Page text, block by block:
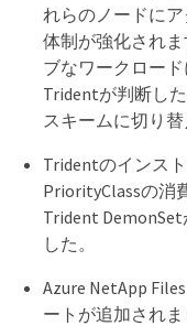
れらのノードに
体制が強化され
ブなワークロー
Tridentが判断し
スキームに切り替
Tridentのインス
PriorityClassの消
Trident
した。
Azure NetApp
ートが追加され